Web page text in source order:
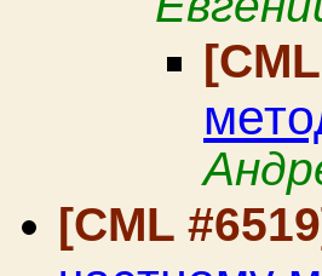
[CML